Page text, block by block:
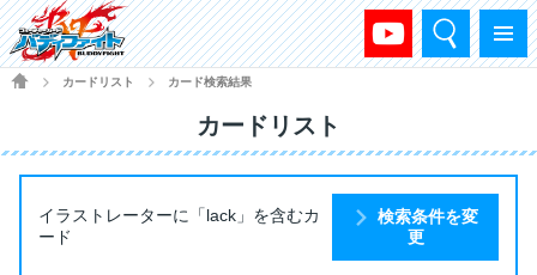
メニュー
検索
HOME
カードリスト カード検索結果
カードリスト
イラストレーターに「lack」を含むカ
ード
検索条件を変
更